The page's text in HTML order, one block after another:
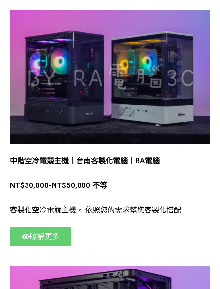
中階空冷電競主機｜台南客製化電腦｜RA電腦
NT$30,000-NT$50,000 不等
客製化空冷電競主機， 依照您的需求幫您客製化搭配
瞭解更多